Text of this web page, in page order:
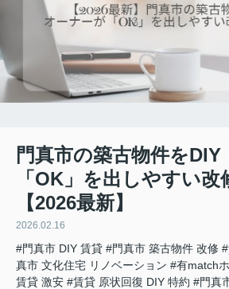
門真市の築古物件を
「OK」を出しやすい
【2026最新】
2026.02.16
#門真市 DIY 賃貸 #門真市 築古物件 改修
真市 文化住宅 リノベーション #有match
賃貸 激安 #賃貸 原状回復 DIY 特約 #門真